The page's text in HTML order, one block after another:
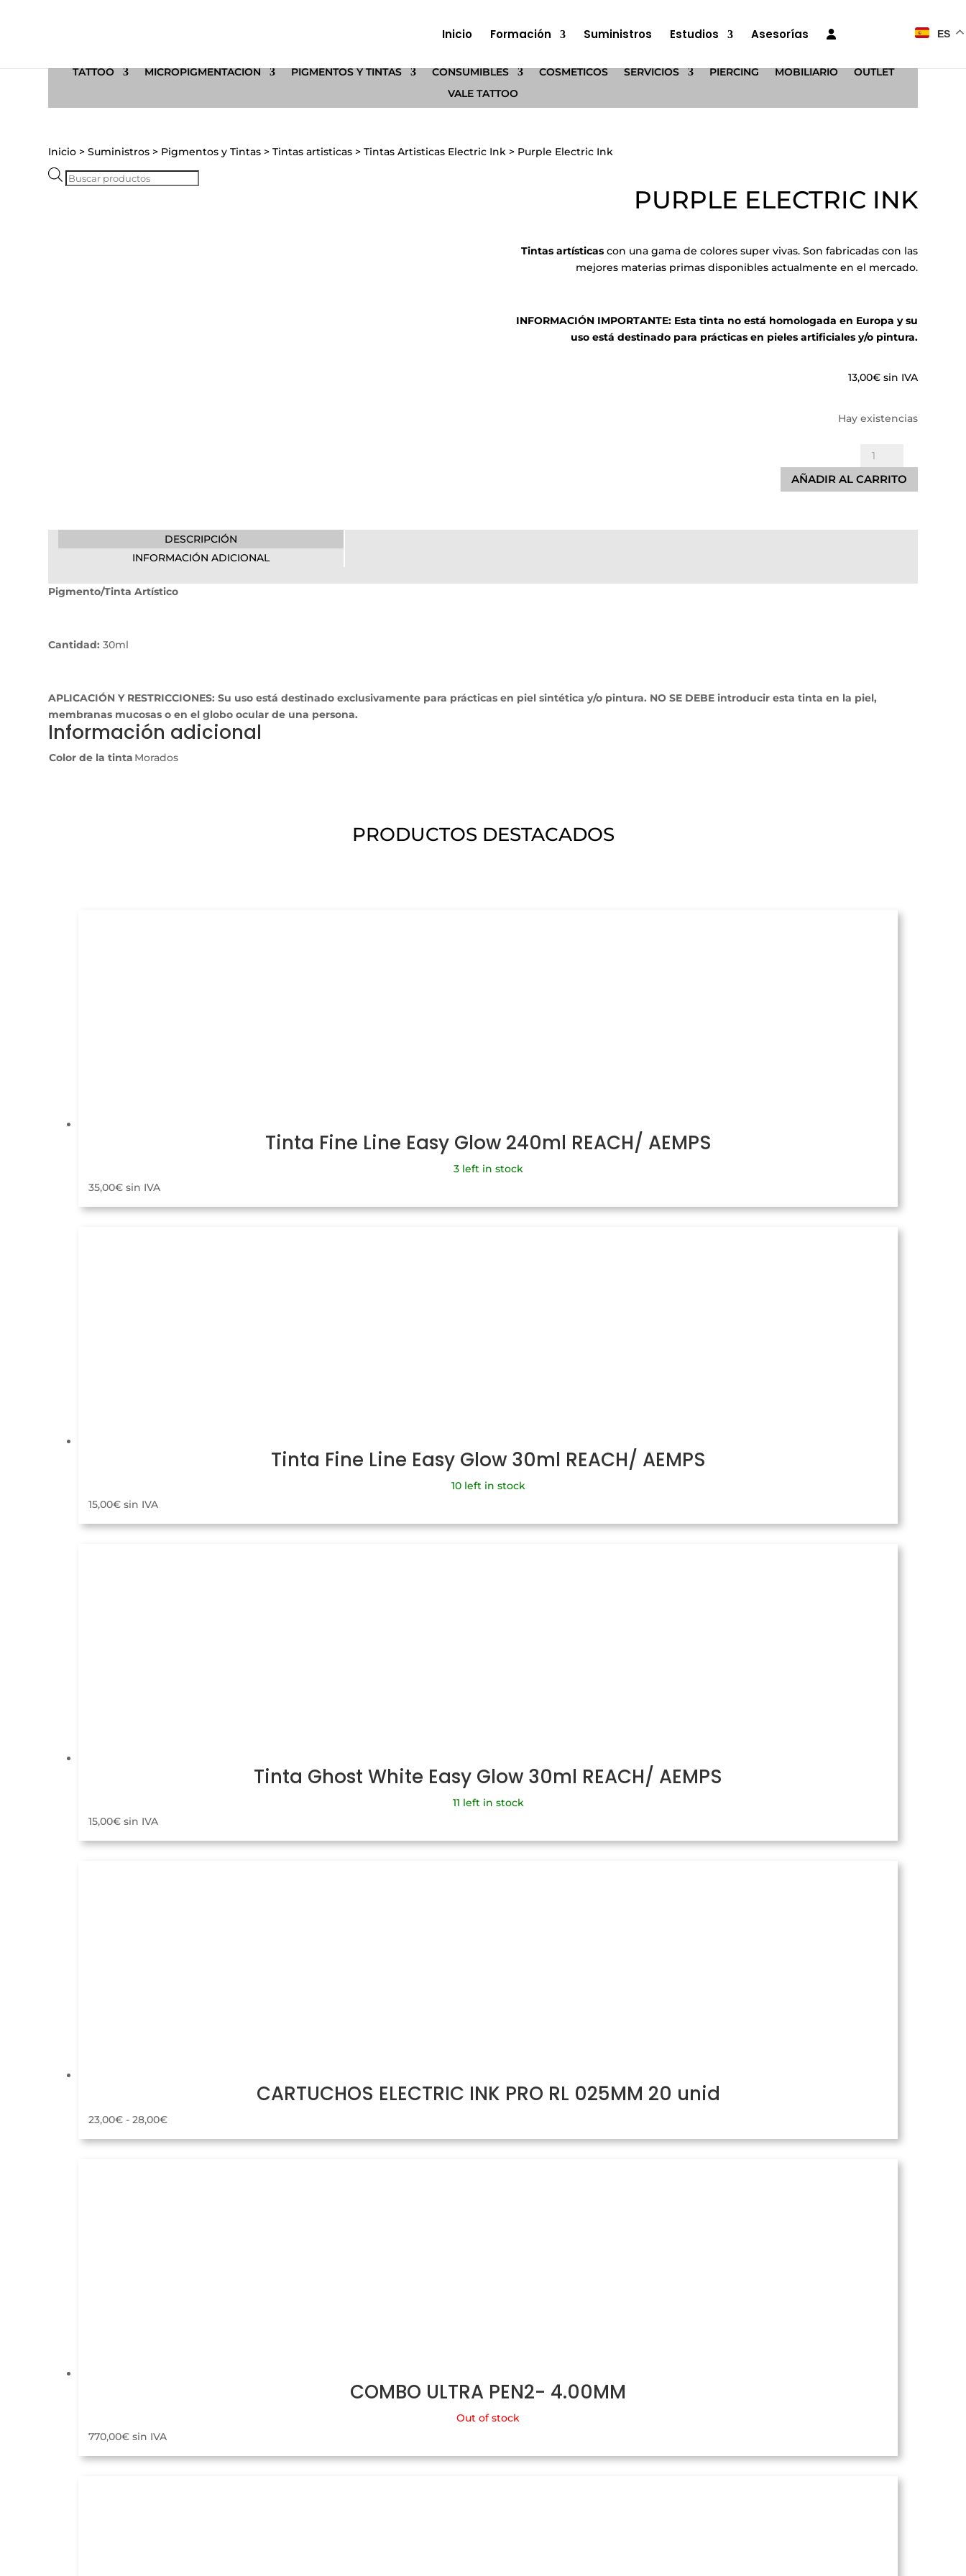
Inicio Formación Suministros Estudios Asesorías ES
TATTOO MICROPIGMENTACIÓN PIGMENTOS Y TINTAS CONSUMIBLES COSMÉTICOS SERVICIOS PIERCING MOBILIARIO
OUTLET
VALE TATTOO
Inicio >Suministros > Pigmentos y Tintas >Tintas artisticas >Tintas Artisticas Electric Ink > Purple Electric Ink
Búsqueda
PURPLE ELECTRIC INK
Tintas artísticas con una gama de colores super vivas. Son fabricadas con las
mejores materias primas disponibles actualmente en el mercado.
INFORMACIÓN IMPORTANTE: Esta tinta no está homologada en Europa y su
uso está destinado para prácticas en pieles artificiales y/o pintura.
13,00€ sin IVA
Hay existencias
Purple
Electric
Ink
AÑADIR AL CARRITO
DESCRIPCIÓN
INFORMACIÓN ADICIONAL
Pigmento/Tinta Artístico
Cantidad: 30ml
APLICACIÓN Y RESTRICCIONES: Su uso está destinado exclusivamente para prácticas en piel sintética y/o pintura. NO SE DEBE introducir esta tinta en la piel,
membranas mucosas o en el globo ocular de una persona.
Información adicional
Color de la tinta Morados
PRODUCTOS DESTACADOS
Tinta Fine Line Easy Glow 240ml REACH/ AEMPS
3 left in stock
35,00€ sin IVA
Tinta Fine Line Easy Glow 30ml REACH/ AEMPS
10 left in stock
15,00€ sin IVA
Tinta Ghost White Easy Glow 30ml REACH/ AEMPS
11 left in stock
15,00€ sin IVA
CARTUCHOS ELECTRIC INK PRO RL 025MM 20 unid
23,00€ - 28,00€Rango
de
COMBO ULTRA PEN2- 4.00MM
Out of stock
770,00€ sin IVA